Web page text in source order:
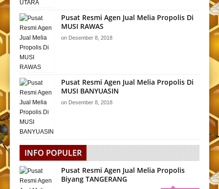
Pusat Resmi Agen Jual Melia Propolis Di
MUSI RAWAS
on Desember 8, 2018
Pusat Resmi Agen Jual Melia Propolis Di
MUSI BANYUASIN
on Desember 8, 2018
INFO POPULER
Pusat Resmi Agen Jual Melia Propolis
Biyang TANGERANG